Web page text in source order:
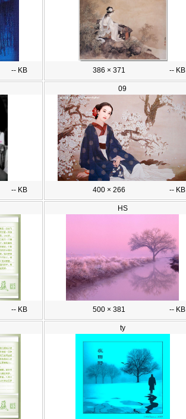
-- KB 386 × 371 -- KB
-- KB
09
400 × 266 -- KB
-- KB
HS
500 × 381 -- KB
ty